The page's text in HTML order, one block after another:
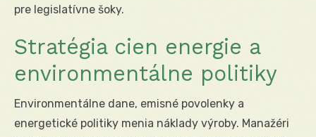
pre legislatívne šoky.
Stratégia cien energie a
environmentálne politiky
Environmentálne dane, emisné povolenky a
energetické politiky menia náklady výroby. Manažéri